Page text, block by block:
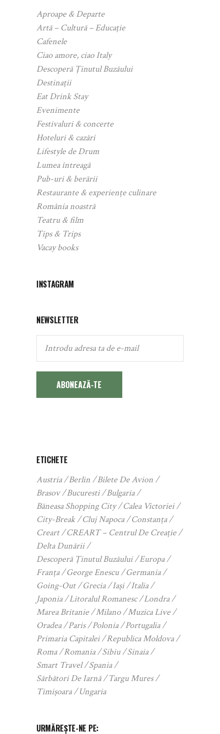
Aproape & Departe
Artă – Cultură – Educație
Cafenele
Ciao amore, ciao Italy
Descoperă Ținutul Buzăului
Destinații
Eat Drink Stay
Evenimente
Festivaluri & concerte
Hoteluri & cazări
Lifestyle de Drum
Lumea întreagă
Pub-uri & berării
Restaurante & experiențe culinare
România noastră
Teatru & film
Tips & Trips
Vacay books
INSTAGRAM
NEWSLETTER
ABONEAZĂ-TE
ETICHETE
Austria Berlin
Bilete De Avion
Brasov
Bucuresti
Bulgaria
Băneasa Shopping City
Calea Victoriei
City-Break
Cluj Napoca
Constanța
Creart
CREART – Centrul De Creație
Delta Dunării
Descoperă Ținutul Buzăului
Europa
Franța
George Enescu
Germania
Going-Out
Grecia Iași
Italia
Japonia
Litoralul Romanesc
Londra
Marea Britanie
Milano
Muzica Live
Oradea
Paris Polonia
Portugalia
Primaria Capitalei
Republica Moldova
Roma
Romania Sibiu
Sinaia
Smart Travel
Spania
Sărbători De Iarnă
Targu Mures
Timișoara
Ungaria
URMĂREȘTE-NE PE: